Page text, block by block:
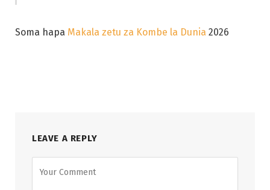
Soma hapa Makala zetu za Kombe la Dunia 2026
LEAVE A REPLY